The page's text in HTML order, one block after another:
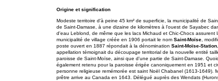
Origine et signification
Modeste territoire d'à peine 45 km² de superficie, la municipalité de
de Saint-Damase, à une dizaine de kilomètres à l'ouest de Sayabec
d'eau Leblond, de même que les lacs Michaud et Chic-Chocs
municipalité de village créée en 1906 portait le nom Saint-Moïse ,
poste ouvert en 1887 répondait à la dénomination Saint-Moïse-Station
appellation témoignait du découpage territorial de la nouvelle entité
paroisse de Saint-Moïse, ainsi que d'une partie de Saint-Damase.
également retenu pour la paroisse érigée canoniquement en 1951 et
personne religieuse remémorée est saint Noël Chabanel (1613-
prêtre arrive au Canada en 1643. Délégué auprès des Wendats